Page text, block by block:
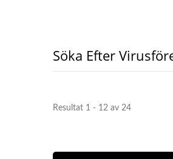
Söka Efter
Resultat 1 - 12 av 24